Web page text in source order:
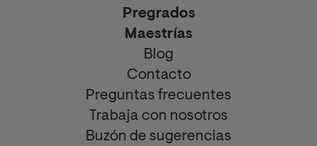
Pregrados
Maestrías
Blog
Contacto
Preguntas frecuentes
Trabaja con nosotros
Buzón de sugerencias